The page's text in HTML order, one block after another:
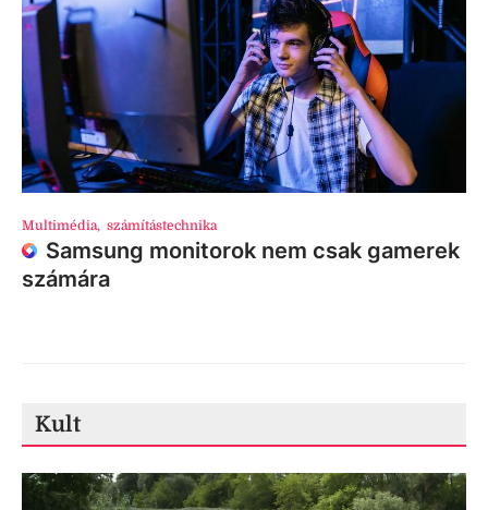
Multimédia, számítástechnika
Samsung monitorok nem csak gamerek
számára
Kult